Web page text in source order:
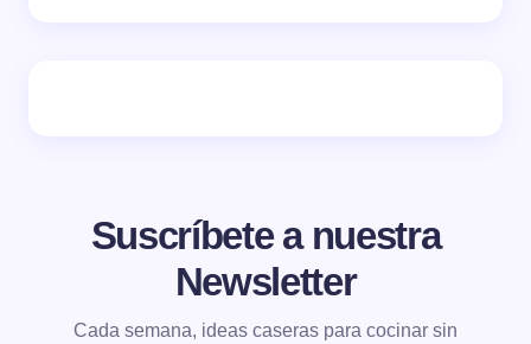
Suscríbete a nuestra
Newsletter
Cada semana, ideas caseras para cocinar sin